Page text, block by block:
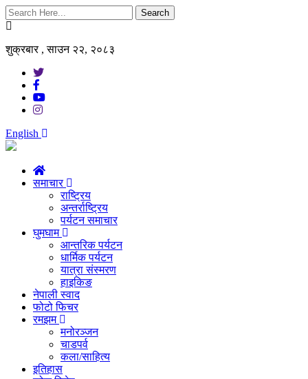
Search
शुक्रबार , साउन २२, २०८३
English
समाचार
राष्ट्रिय
अन्तर्राष्ट्रिय
पर्यटन समाचार
घुमघाम
आन्तरिक पर्यटन
धार्मिक पर्यटन
यात्रा संस्मरण
हाइकिङ
नेपाली स्वाद
फोटो फिचर
रमझम
मनोरञ्जन
चाडपर्व
कला/साहित्य
इतिहास